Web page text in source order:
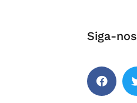
Siga-nos